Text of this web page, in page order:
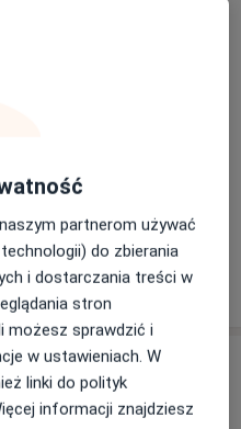
o doświadczeniu
Babout
partnerom używać
do zbierania
i dostarczania treści w
stron
możesz sprawdzić i
w ustawieniach. W
linki do polityk
informacji znajdziesz